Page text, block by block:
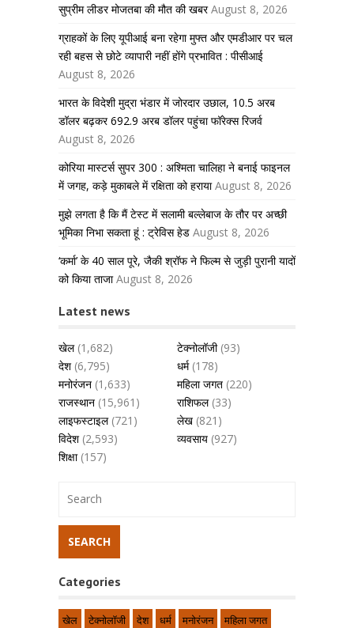
सुप्रीम लीडर मोजतबा की मौत की खबर August 8, 2026
ग्राहकों के लिए यूपीआई बना रहेगा मुफ्त और एमडीआर पर चल
रही बहस से छोटे व्यापारी नहीं होंगे प्रभावित : पीसीआई
August 8, 2026
भारत के विदेशी मुद्रा भंडार में जोरदार उछाल, 10.5 अरब
डॉलर बढ़कर 692.9 अरब डॉलर पहुंचा फॉरेक्स रिजर्व
August 8, 2026
कोरिया मास्टर्स सुपर 300 : अश्मिता चालिहा ने बनाई फाइनल
में जगह, कड़े मुकाबले में रक्षिता को हराया August 8, 2026
मुझे लगता है कि मैं टेस्ट में सलामी बल्लेबाज के तौर पर अच्छी
भूमिका निभा सकता हूं : ट्रेविस हेड August 8, 2026
‘कर्मा’ के 40 साल पूरे, जैकी श्रॉफ ने फिल्म से जुड़ी पुरानी यादों
को किया ताजा August 8, 2026
Latest news
खेल(1,682) टेक्नोलॉजी(93)
देश(6,795) धर्म(178)
मनोरंजन (1,633) महिला जगत (220)
राजस्थान (15,961) राशिफल(33)
लाइफस्टाइल(721) लेख (821)
विदेश(2,593) व्यवसाय (927)
शिक्षा(157)
Categories
खेल टेक्नोलॉजी देश धर्म मनोरंजन
महिला जगत